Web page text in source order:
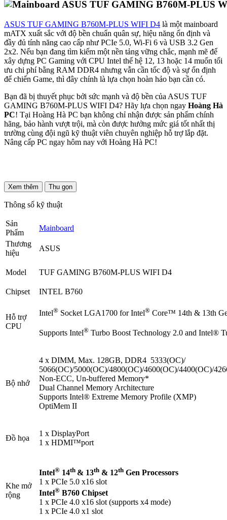
ASUS TUF GAMING B760M-PLUS WIFI D4 là một mainboard
mATX xuất sắc với độ bền chuẩn quân sự, hiệu năng ổn định và
đầy đủ tính năng cao cấp như PCIe 5.0, Wi-Fi 6 và USB 3.2 Gen
2x2. Nếu bạn đang tìm kiếm một nền tảng vững chắc, mạnh mẽ để
xây dựng PC Gaming với CPU Intel thế hệ 12, 13 hoặc 14 muốn tối
ưu chi phí bằng RAM DDR4 nhưng vẫn cần tốc độ và sự ổn định
để chiến Game, thì đây chính là lựa chọn hoàn hảo bạn cần có.
Bạn đã bị thuyết phục bởi sức mạnh và độ bền của ASUS TUF
GAMING B760M-PLUS WIFI D4? Hãy lựa chọn ngay Hoàng Hà
PC! Tại Hoàng Hà PC bạn không chỉ nhận được sản phẩm chính
hãng, bảo hành vượt trội, mà còn được hưởng mức giá tốt nhất thị
trường cùng đội ngũ kỹ thuật viên chuyên nghiệp hỗ trợ lắp đặt.
Nâng cấp PC ngay hôm nay với Hoàng Hà PC!
Xem thêm Thu gọn
Thông số kỹ thuật
Sản
Phẩm
Mainboard
Thương
hiệu
ASUS
Model TUF GAMING B760M-PLUS WIFI D4
Chipset INTEL B760
Hỗ trợ
CPU
Intel® Socket LGA1700 for Intel® Core™ 14th & 13th
Supports Intel® Turbo Boost Technology 2.0 and Intel®
Bộ nhớ
4 x DIMM, Max. 128GB, DDR4 5333(OC)/
5066(OC)/5000(OC)/4800(OC)/4600(OC)/4400(OC)/
Non-ECC, Un-buffered Memory*
Dual Channel Memory Architecture
Supports Intel® Extreme Memory Profile (XMP)
OptiMem II
Đồ họa
1 x DisplayPort
1 x HDMI™port
Khe mở
rộng
Intel® 14th & 13th & 12th Gen Processors
1 x PCIe 5.0 x16 slot
Intel® B760 Chipset
1 x PCIe 4.0 x16 slot (supports x4 mode)
1 x PCIe 4.0 x1 slot